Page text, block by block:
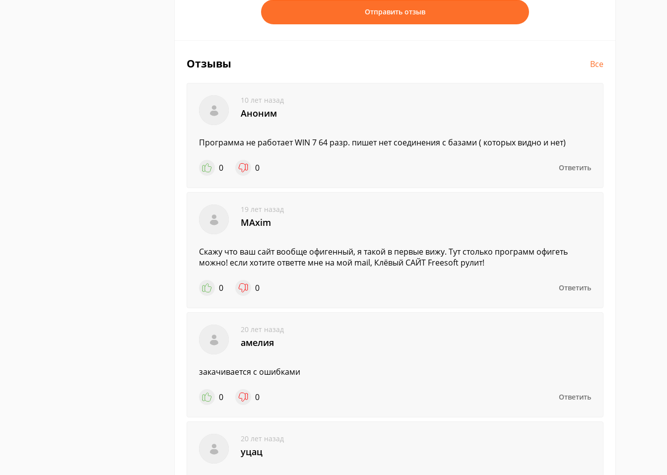
Отправить отзыв
Отзывы Все
10 лет назад
Аноним
Программа не работает WIN 7 64 разр. пишет нет соединения с базами ( которых видно и нет)
0 0 Ответить
19 лет назад
MAxim
Скажу что ваш сайт вообще офигенный, я такой в первые вижу. Тут столько программ офигеть
можно! если хотите ответте мне на мой mail, Клёвый САЙТ Freesoft рулит!
0 0 Ответить
20 лет назад
амелия
закачивается с ошибками
0 0 Ответить
20 лет назад
уцац